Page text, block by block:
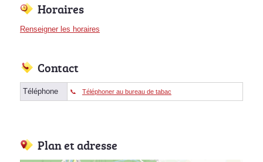
Horaires
Renseigner les horaires
Contact
Téléphone Téléphoner au bureau de tabac
Plan et adresse